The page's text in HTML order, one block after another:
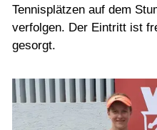
Tennisplätzen auf dem
verfolgen. Der Eintritt ist
gesorgt.